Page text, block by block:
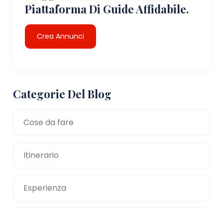
Piattaforma Di Guide Affidabile.
Crea Annunci
Categorie Del Blog
Cose da fare
Itinerario
Esperienza